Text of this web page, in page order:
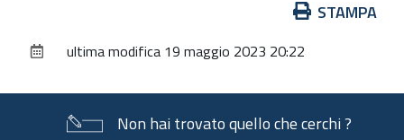
documento
STAMPA
ultima modifica 19 maggio 2023 20:22
Non hai trovato quello che cerchi ?